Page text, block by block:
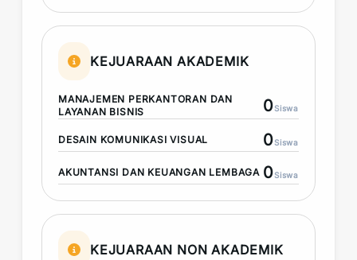
KEJUARAAN AKADEMIK
MANAJEMEN PERKANTORAN DAN
LAYANAN BISNIS
0Siswa
DESAIN KOMUNIKASI VISUAL 0Siswa
AKUNTANSI DAN KEUANGAN LEMBAGA 0Siswa
KEJUARAAN NON AKADEMIK